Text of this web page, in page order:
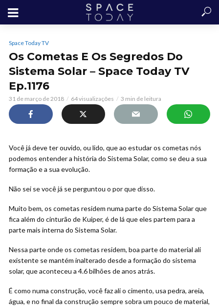
Space Today TV
Os Cometas E Os Segredos Do
Sistema Solar – Space Today TV
Ep.1176
31 de março de 2018 64 visualizações 3 min de leitura
Você já deve ter ouvido, ou lido, que ao estudar os cometas nós
podemos entender a história do Sistema Solar, como se deu a sua
formação e a sua evolução.
Não sei se você já se perguntou o por que disso.
Muito bem, os cometas residem numa parte do Sistema Solar que
fica além do cinturão de Kuiper, é de lá que eles partem para a
parte mais interna do Sistema Solar.
Nessa parte onde os cometas residem, boa parte do material ali
existente se mantém inalterado desde a formação do sistema
solar, que aconteceu a 4.6 bilhões de anos atrás.
É como numa construção, você faz ali o cimento, usa pedra, areia,
água, e no final da construção sempre sobra um pouco de material,